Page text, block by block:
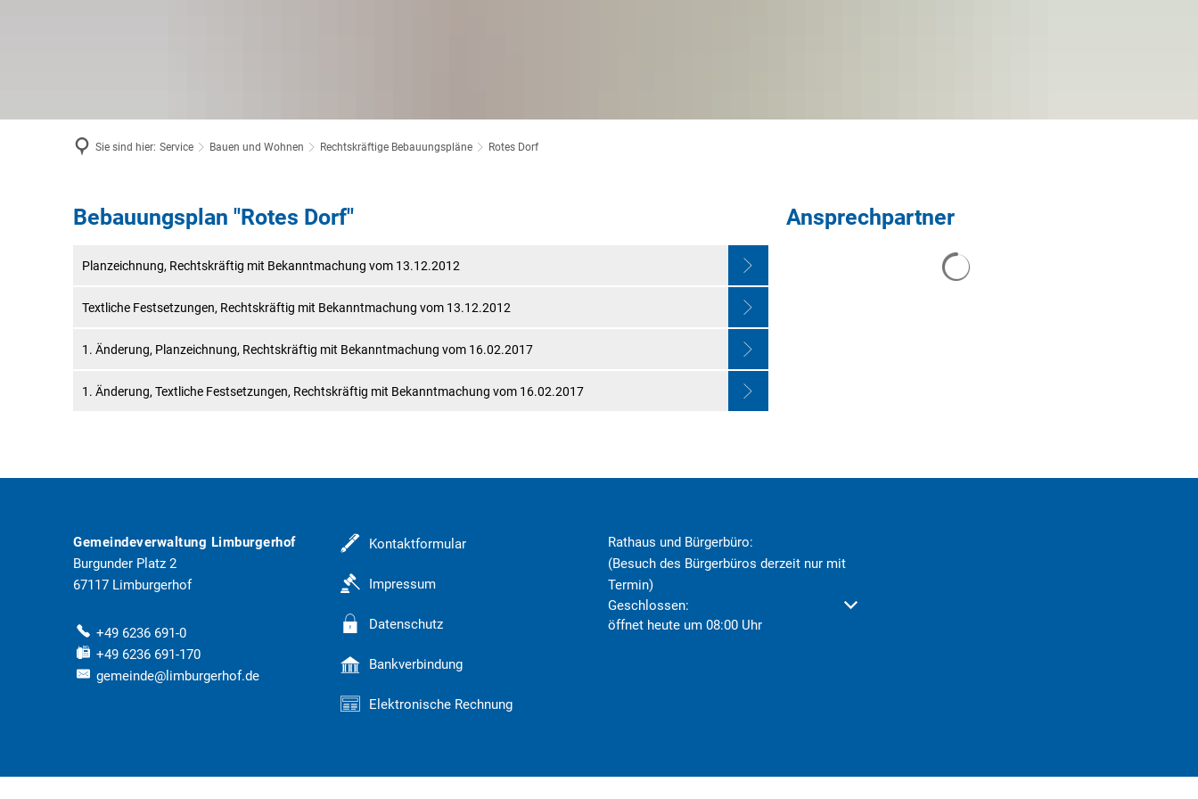
Sie sind hier: Service Bauen und Wohnen Rechtskräftige Bebauungspläne Rotes Dorf
RotesBebauungsplan "Rotes Dorf"
Planzeichnung, Rechtskräftig mit Bekanntmachung vom 13.12.2012
Textliche Festsetzungen, Rechtskräftig mit Bekanntmachung vom 13.12.2012
1. Änderung, Planzeichnung, Rechtskräftig mit Bekanntmachung vom 16.02.2017
1. Änderung, Textliche Festsetzungen, Rechtskräftig mit Bekanntmachung vom 16.02.2017
Ansprechpartner
Gemeindeverwaltung Limburgerhof
Burgunder Platz 2
67117 Limburgerhof
+49 6236 691-0
+49 6236 691-170
gemeinde@limburgerhof.de
Kontaktformular
Impressum
Datenschutz
Bankverbindung
Elektronische Rechnung
Rathaus und Bürgerbüro:
(Besuch des Bürgerbüros derzeit nur mit
Termin)
Klicken, um weitere Öffnungs- oder Schließzeiten auszublenden
Geschlossen:
öffnet heute um 08:00 Uhr